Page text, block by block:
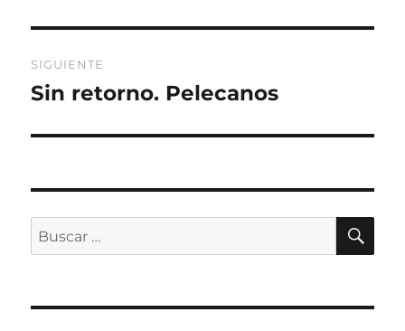
SIGUIENTE
Entrada
Sin retorno. Pelecanos
Buscar
por: